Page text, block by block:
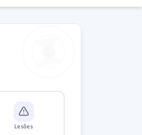
Lesões